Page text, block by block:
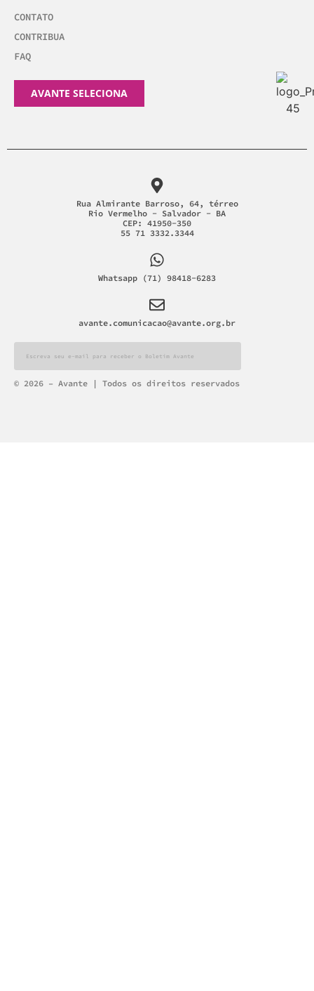
CONTATO
CONTRIBUA
FAQ
AVANTE SELECIONA
Rua Almirante Barroso, 64, térreo
Rio Vermelho - Salvador - BA
CEP: 41950-350
55 71 3332.3344
Whatsapp (71) 98418-6283
avante.comunicacao@avante.org.br
Alternative:
© 2026 – Avante | Todos os direitos reservados